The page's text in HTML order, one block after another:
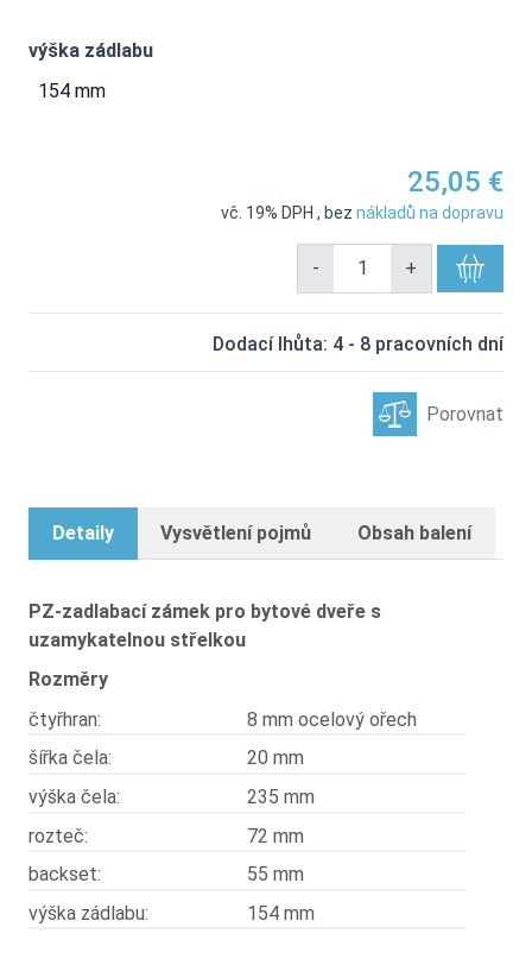
výška zádlabu
154 mm
25,05 €
vč. 19% DPH , bez nákladů na dopravu
- +
Dodací lhůta: 4 - 8 pracovních dní
Porovnat
Detaily Vysvětlení pojmů Obsah balení
PZ-zadlabací zámek pro bytové dveře s
uzamykatelnou střelkou
Rozměry
čtyřhran:
8 mm ocelový ořech
šířka čela:
20 mm
výška čela:
235 mm
rozteč:
72 mm
backset:
55 mm
výška zádlabu:
154 mm